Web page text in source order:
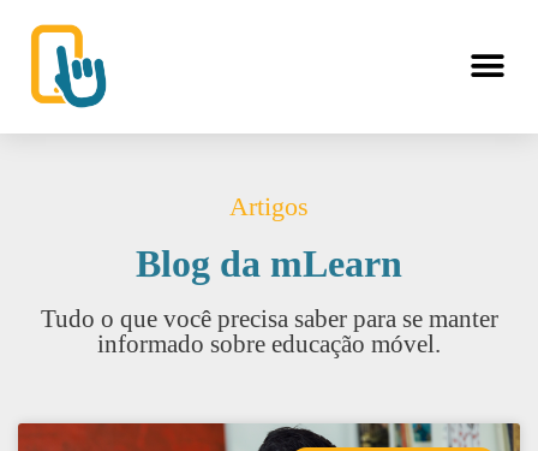
Artigos
Blog da mLearn
Tudo o que você precisa saber para se manter
informado sobre educação móvel.